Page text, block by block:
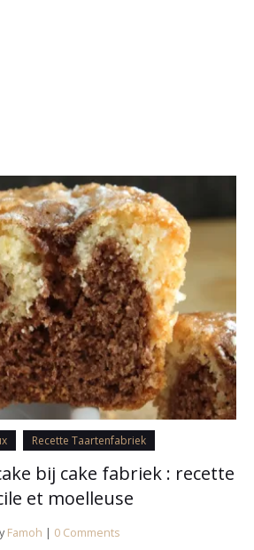
Recette Taartenfabriek
bij cake fabriek : recette
et moelleuse
Famoh | 0 Comments